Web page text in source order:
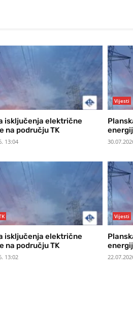
isključenja električne
na području TK
13:04
Vijesti
isključenja električne
na području TK
13:02
Vijesti